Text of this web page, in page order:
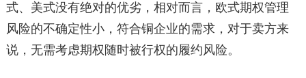
式、美式没有绝对的优劣，相对而言，欧式期权管理
风险的不确定性小，符合铜企业的需求，对于卖方来
说，无需考虑期权随时被行权的履约风险。